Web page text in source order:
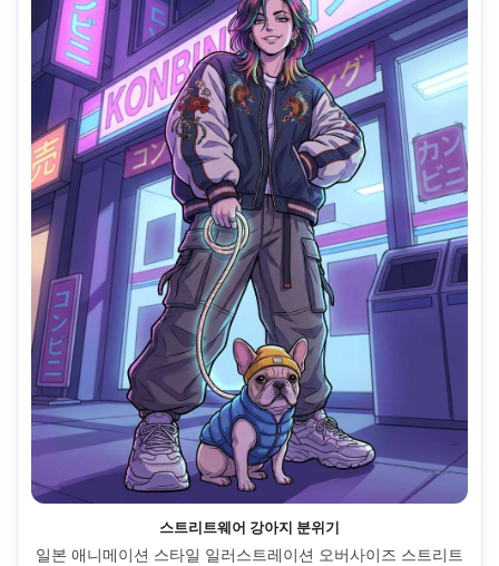
스트리트웨어 강아지 분위기
일본 애니메이션 스타일 일러스트레이션 오버사이즈 스트리트